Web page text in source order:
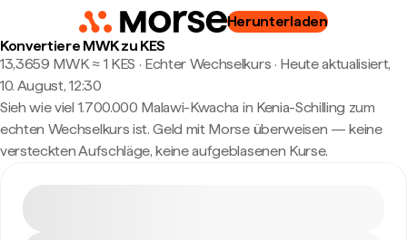
Herunterladen
Konvertiere MWK zu KES
13,3659 MWK ≈ 1 KES · Echter Wechselkurs · Heute aktualisiert,
10. August, 12:30
Sieh wie viel 1.700.000 Malawi-Kwacha in Kenia-Schilling zum
echten Wechselkurs ist. Geld mit Morse überweisen — keine
versteckten Aufschläge, keine aufgeblasenen Kurse.